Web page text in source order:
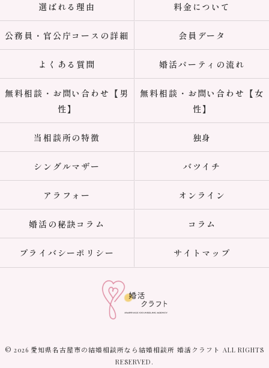
選ばれる理由 料金について
公務員・官公庁コースの詳細 会員データ
よくある質問 婚活パーティの流れ
無料相談・お問い合わせ【男
性】
無料相談・お問い合わせ【女
性】
当相談所の特徴 独身
シングルマザー バツイチ
アラフォー オンライン
婚活の秘訣コラム コラム
プライバシーポリシー サイトマップ
© 2026 愛知県名古屋市の結婚相談所なら結婚相談所 婚活クラフト ALL RIGHTS
RESERVED.